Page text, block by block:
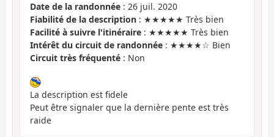
Date de la randonnée : 26 juil. 2020
Fiabilité de la description : ★★★★★ Très bien
Facilité à suivre l'itinéraire : ★★★★★ Très bien
Intérêt du circuit de randonnée : ★★★★☆ Bien
Circuit très fréquenté : Non
La description est fidele
Peut être signaler que la dernière pente est très
raide